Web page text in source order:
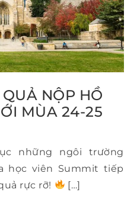
NỘP HỒ
MÙA 24-25
những ngôi trường
học viên Summit tiếp
rực rỡ!
[…]